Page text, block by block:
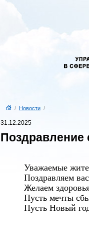
/ Новости/
31.12.2025
Уважаемые
Поздравляем
Желаем
Пусть мечты
Пусть Новый